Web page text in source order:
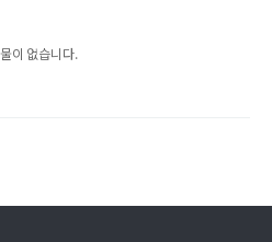
이 없습니다.